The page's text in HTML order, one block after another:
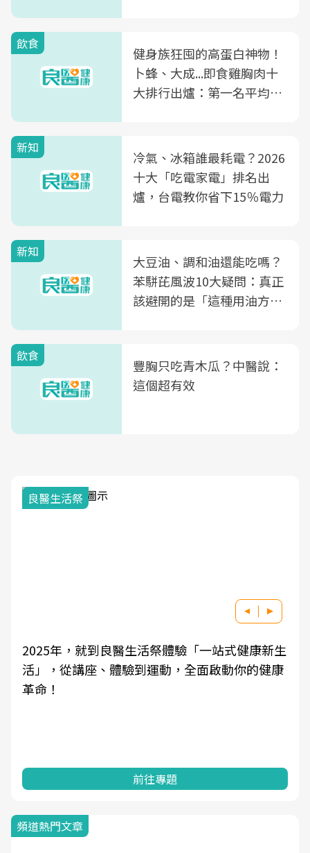
飲食
健身族狂囤的高蛋白神物！
卜蜂、大成...即食雞胸肉十
大排行出爐：第一名平均一
新知
冷氣、冰箱誰最耗電？2026
十大「吃電家電」排名出
爐，台電教你省下15％電力
新知
大豆油、調和油還能吃嗎？
苯駢芘風波10大疑問：真正
該避開的是「這種用油方
飲食
豐胸只吃青木瓜？中醫說：
這個超有效
良醫生活祭
2025年，就到良醫生活祭體驗「一站式健康新生
活」，從講座、體驗到運動，全面啟動你的健康
革命！
前往專題
頻道熱門文章